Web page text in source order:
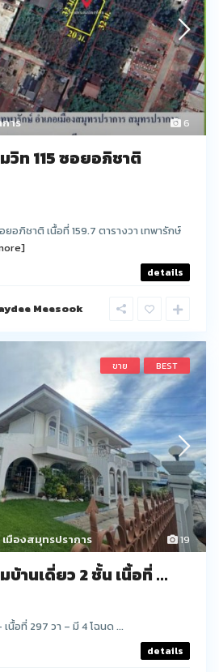
6
าร
ท 115 ซอยอภิชาติ
อภิชาติ เนื้อที่ 159.7 ตารางวา เทพารักษ์
details
Meesook
19
เมืองสมุทรปราการ
ขาย BEST
านเดี่ยว 2 ชั้น เนื้อที่ ...
นื้อที่ 297 วา – มี 4 โฉนด ...
details